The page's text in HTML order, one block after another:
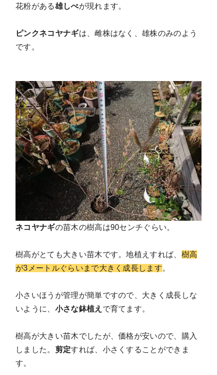
花粉がある雄しべが現れます。
ピンクネコヤナギは、雌株はなく、雄株のみのよう
です。
ネコヤナギの苗木の樹高は90センチぐらい。
樹高がとても大きい苗木です。地植えすれば、 樹高
が3メートルぐらいまで大きく成長します。
小さいほうが管理が簡単ですので、大きく成長しな
いように、 小さな鉢植え で育てます。
樹高が大きい苗木でしたが、価格が安いので、購入
しました。 剪定すれば、小さくすることができま
す。